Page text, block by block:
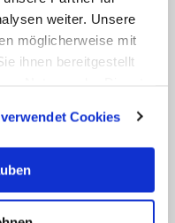
weiter. Unsere
möglicherweise mit
ihnen bereitgestellt
verwendet Cookies
Nächsten, in
Erde, gehen
der Erde -
nach dem
Mensch